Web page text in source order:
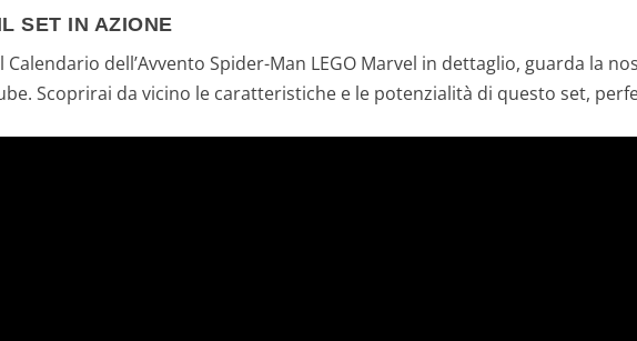
SET IN AZIONE
Calendario dell’Avvento Spider-Man LEGO Marvel in dettaglio, guarda la
Scoprirai da vicino le caratteristiche e le potenzialità di questo set,